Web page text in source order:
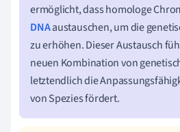
ermöglicht, dass homologe
DNAaustauschen, um die
zu erhöhen. Dieser Austausch
neuen Kombination von
letztendlich die
von Spezies fördert.